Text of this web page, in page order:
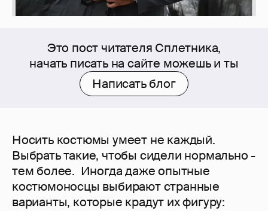
Это пост читателя Сплетника,
начать писать на сайте можешь и ты
Написать блог
Носить костюмы умеет не каждый.
Выбрать такие, чтобы сидели нормально -
тем более. Иногда даже опытные
костюмоносцы выбирают странные
варианты, которые крадут их фигуру: